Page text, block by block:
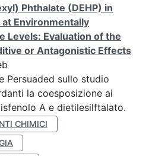
Phthalate (DEHP) in
Environmentally
Levels: Evaluation of the
or Antagonistic Effects
Persuaded sullo studio
la coesposizione ai
A e dietilesilftalato.
CHIMICI